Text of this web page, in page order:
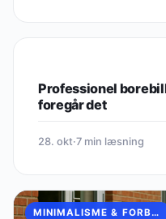
Professionel
foregår det
28. okt·7 min læsning
MINIMALISME & FORBRUGSVANER